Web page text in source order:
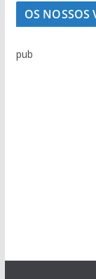
í
c
a
OS NOSSOS
pub